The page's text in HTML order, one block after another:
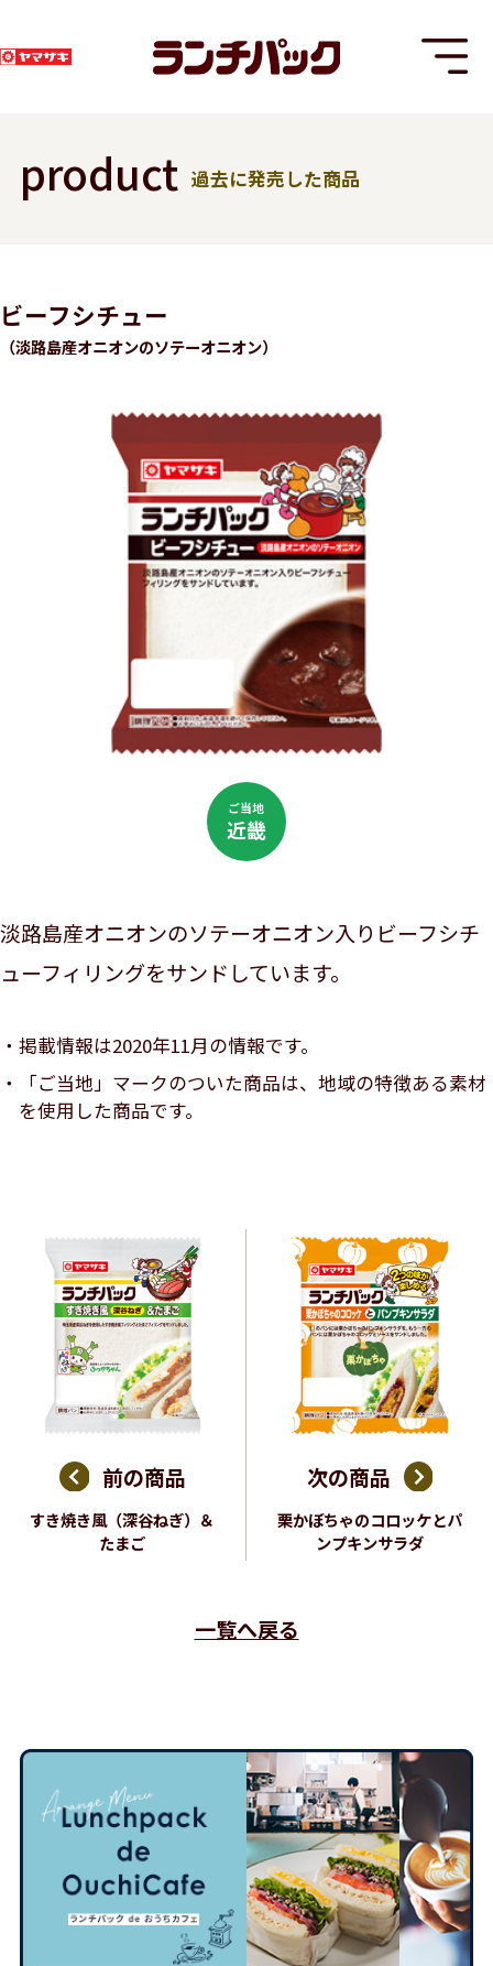
product 過去に発売した商品
ビーフシチュー
（淡路島産オニオンのソテーオニオン）
ご当地
近畿
淡路島産オニオンのソテーオニオン入りビーフシチ
ューフィリングをサンドしています。
掲載情報は2020年11月の情報です。
「ご当地」マークのついた商品は、地域の特徴ある素材
を使用した商品です。
前の商品
すき焼き風（深谷ねぎ）＆
たまご
一覧へ戻る
次の商品
栗かぼちゃのコロッケとパ
ンプキンサラダ